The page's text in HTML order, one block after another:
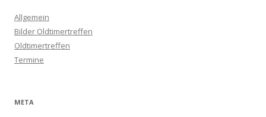
Allgemein
Bilder Oldtimertreffen
Oldtimertreffen
Termine
META